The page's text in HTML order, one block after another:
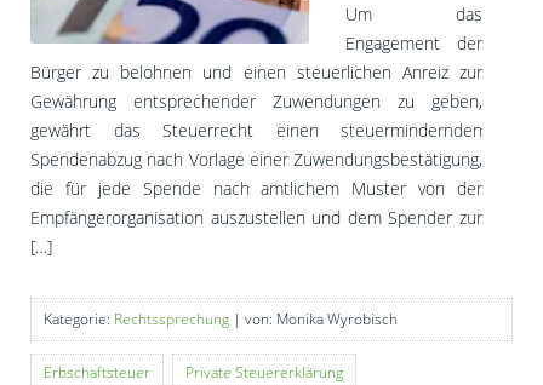
Um das
Engagement der
Bürger zu belohnen und einen steuerlichen Anreiz zur
Gewährung entsprechender Zuwendungen zu geben,
gewährt das Steuerrecht einen steuermindernden
Spendenabzug nach Vorlage einer Zuwendungsbestätigung,
die für jede Spende nach amtlichem Muster von der
Empfängerorganisation auszustellen und dem Spender zur
[…]
Kategorie: Rechtssprechung | von: Monika Wyrobisch
Erbschaftsteuer Private Steuererklärung